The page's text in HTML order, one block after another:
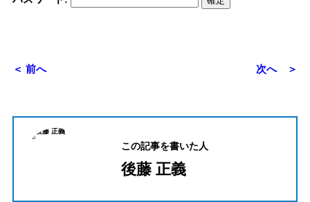
＜ 前へ 次へ ＞
この記事を書いた人
後藤 正義